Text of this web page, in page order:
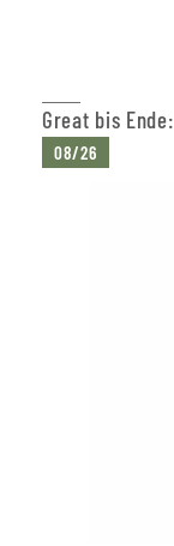
Great bis Ende:
08/26